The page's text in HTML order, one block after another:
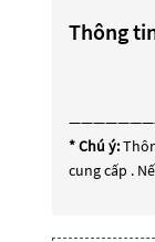
Thông
* Chú ý:
cung cấp .